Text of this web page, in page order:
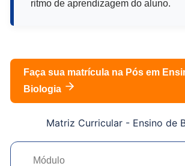
ritmo de aprendizagem do aluno.
Faça sua matrícula na Pós em
Biologia
Matriz Curricular - Ensino de
Módulo